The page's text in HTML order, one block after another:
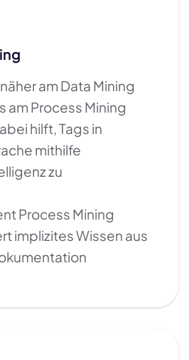
am Data Mining
am Process Mining
hilft, Tags in
mithilfe
zu
Process Mining
implizites Wissen aus